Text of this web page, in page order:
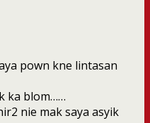
pown kne lintasan
ka blom……
nie mak saya asyik